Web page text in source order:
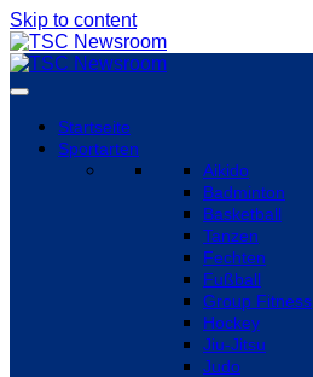
Skip to content
Startseite
Sportarten
Aikido
Badminton
Basketball
Tanzen
Fechten
Fußball
Group Fitness
Hockey
Jiu-Jitsu
Judo